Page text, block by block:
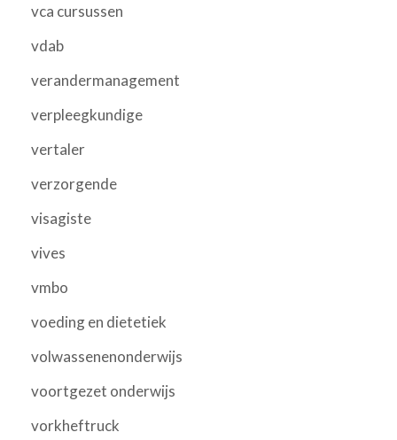
vca cursussen
vdab
verandermanagement
verpleegkundige
vertaler
verzorgende
visagiste
vives
vmbo
voeding en dietetiek
volwassenenonderwijs
voortgezet onderwijs
vorkheftruck